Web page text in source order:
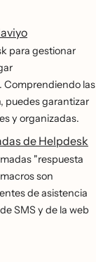
para gestionar
Comprendiendo las
puedes garantizar
y organizadas.
de Helpdesk
"respuesta
son
de asistencia
SMS y de la web